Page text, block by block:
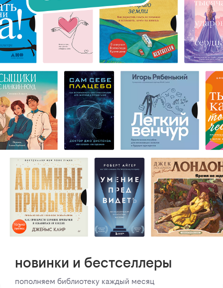
новинки и бестселлеры
пополняем библиотеку каждый месяц